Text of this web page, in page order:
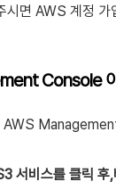
시면 AWS 계정 가
Console
AWS
서비스를 클릭 후,